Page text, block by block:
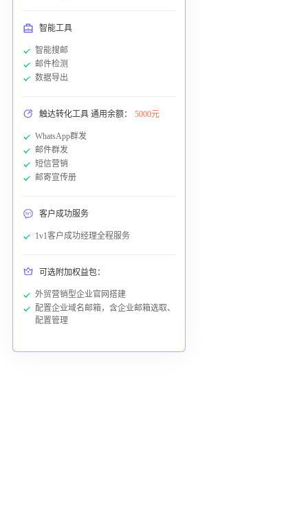
智能工具
智能搜邮
邮件检测
数据导出
触达转化工具 通用余额： 5000元
WhatsApp群发
邮件群发
短信营销
邮寄宣传册
客户成功服务
1v1客户成功经理全程服务
可选附加权益包：
外贸营销型企业官网搭建
配置企业域名邮箱，含企业邮箱选取、
配置管理